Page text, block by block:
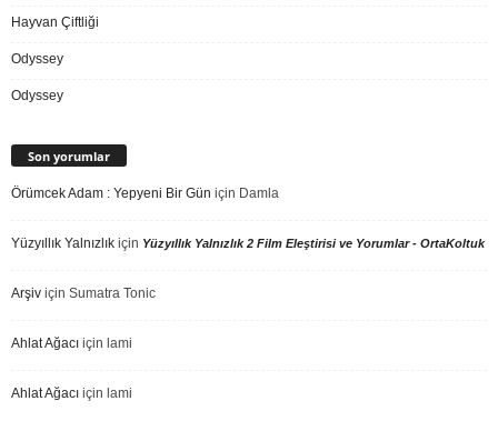
Hayvan Çiftliği
Odyssey
Odyssey
Son yorumlar
Örümcek Adam : Yepyeni Bir Gün için Damla
Yüzyıllık Yalnızlık için Yüzyıllık Yalnızlık 2 Film Eleştirisi ve Yorumlar - OrtaKoltuk
Arşiv için Sumatra Tonic
Ahlat Ağacı için lami
Ahlat Ağacı için lami